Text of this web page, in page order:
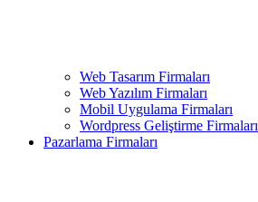
Web Tasarım Firmaları
Web Yazılım Firmaları
Mobil Uygulama Firmaları
Wordpress Geliştirme Firmaları
Pazarlama Firmaları